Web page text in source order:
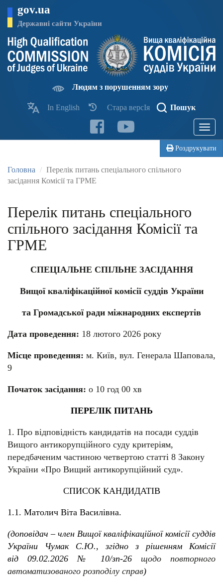
основного
матеріалу
gov.ua
Державні сайти України
Людям з порушенням зору
In English Стара версІя Пошук
Toggle
Роздрукувати
Головна
Перелік питань спеціального спільного
засідання Комісії та ГРМЕ
Перелік питань спеціального
спільного засідання Комісії та
ГРМЕ
СПЕЦІАЛЬНЕ СПІЛЬНЕ ЗАСІДАННЯ
Вищої кваліфікаційної комісії суддів України
та Громадської ради міжнародних експертів
Дата проведення: 18 лютого 2026 року
Місце проведення: м. Київ, вул. Генерала Шаповала,
9
Початок засідання: о 10 год 00 хв
ПЕРЕЛІК ПИТАНЬ
1. Про відповідність кандидатів на посади суддів
Вищого антикорупційного суду критеріям,
передбаченим частиною четвертою статті 8 Закону
України «Про Вищий антикорупційний суд».
СПИСОК КАНДИДАТІВ
1.1. Матолич Віта Василівна.
(доповідач – член Вищої кваліфікаційної комісії суддів
України Чумак С.Ю., згідно з рішенням Комісії
від 09.02.2026 № 10/зп-26 щодо повторного
автоматизованого розподілу справ)